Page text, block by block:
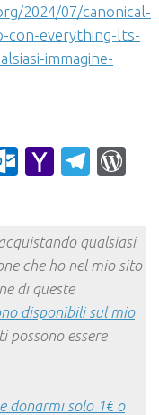
2024/07/canonical-
con-everything-lts-
immagine-
Yahoo
qualsiasi
che ho nel mio sito
di queste
disponibili sul mio
possono essere
donarmi solo 1€ o